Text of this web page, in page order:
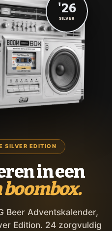
SILVER EDITION
in een
Beer Adventskalender,
Edition. 24 zorgvuldig
'26
SILVER